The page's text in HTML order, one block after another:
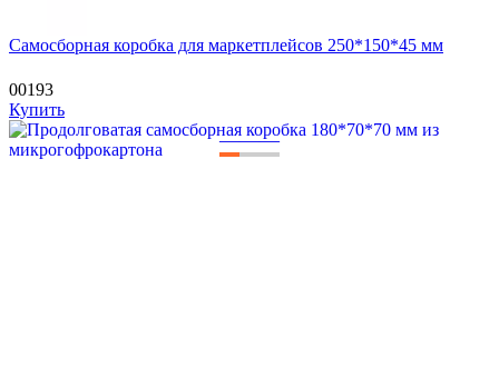
Самосборная коробка для маркетплейсов 250*150*45 мм
00193
Купить
———